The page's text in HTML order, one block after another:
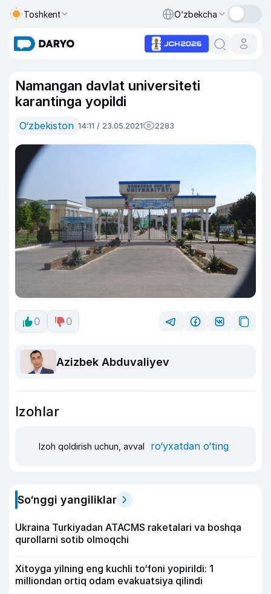
Toshkent O‘zbekcha
Namangan davlat universiteti
karantinga yopildi
O‘zbekiston 14:11 / 23.05.2021 2283
0 0
Azizbek Abduvaliyev
Izohlar
Izoh qoldirish uchun, avval ro‘yxatdan o‘ting
So‘nggi yangiliklar
Ukraina Turkiyadan ATACMS raketalari va boshqa
qurollarni sotib olmoqchi
Xitoyga yilning eng kuchli to‘foni yopirildi: 1
milliondan ortiq odam evakuatsiya qilindi